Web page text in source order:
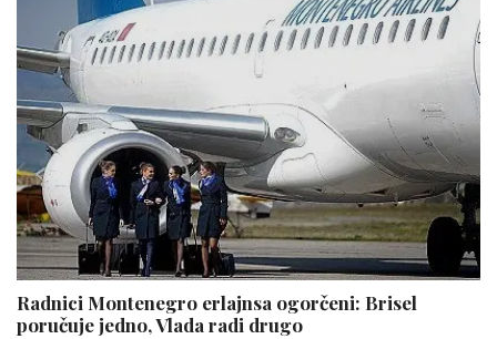
Radnici Montenegro erlajnsa ogorčeni: Brisel
poručuje jedno, Vlada radi drugo